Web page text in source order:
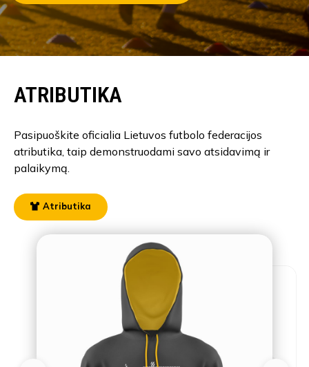
ATRIBUTIKA
Pasipuoškite oficialia Lietuvos futbolo federacijos
atributika, taip demonstruodami savo atsidavimą ir
palaikymą.
Atributika